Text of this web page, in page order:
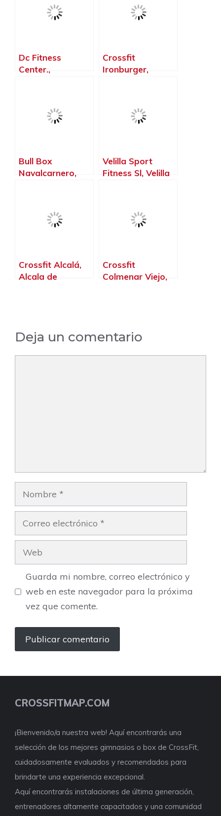
Dc Fitness
Center.,
Crossfit
Ironburger,
Bull Box
Navalcarnero,
Velilla Sport
Fitness Sl, Velilla
Crossfit Alcalá,
Alcala de
Crossfit
Colmenar Viejo,
Deja un comentario
Nombre
Correo
electrónico
Web
Guarda mi nombre, correo electrónico y
web en este navegador para la próxima
vez que comente.
CROSSFITMAP.COM
¡Bienvenido/a nuestra web! Aquí encontrarás una
selección de los mejores gimnasios o box de CrossFit,
cuidadosamente evaluados y recomendados para
brindarte una experiencia excepcional.
Aquí encontrarás instalaciones de última generación,
entrenadores altamente capacitados y una comunidad